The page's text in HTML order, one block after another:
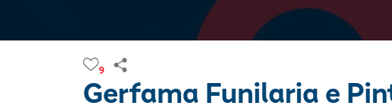
9
Gerfama Funilaria e